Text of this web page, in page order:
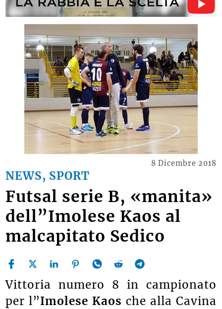
NEWS, SPORT
8 Dicembre 2018
Futsal serie B, «manita»
dell”Imolese Kaos al
malcapitato Sedico
Vittoria numero 8 in campionato
per l”Imolese Kaos che alla Cavina